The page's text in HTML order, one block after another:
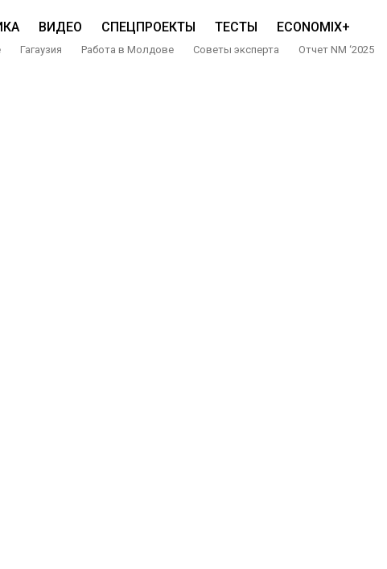
ВИДЕО СПЕЦПРОЕКТЫ ТЕСТЫ ECONOMIX+
Гагаузия Работа в Молдове Советы эксперта Отчет NM ‘2025